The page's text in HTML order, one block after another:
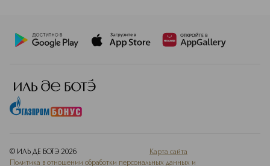
© ИЛЬ ДЕ БОТЭ 2026
Карта сайта
Политика в отношении обработки персональных данных и